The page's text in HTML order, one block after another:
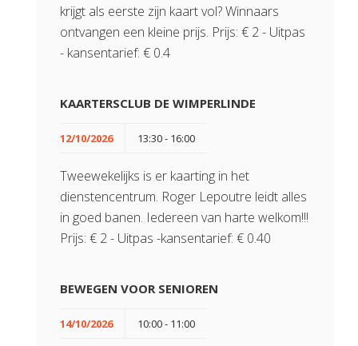
krijgt als eerste zijn kaart vol? Winnaars
ontvangen een kleine prijs. Prijs: € 2 - Uitpas
- kansentarief: € 0.4
KAARTERSCLUB DE WIMPERLINDE
12/10/2026 13:30 - 16:00
Tweewekelijks is er kaarting in het
dienstencentrum. Roger Lepoutre leidt alles
in goed banen. Iedereen van harte welkom!!!
Prijs: € 2 - Uitpas -kansentarief: € 0.40
BEWEGEN VOOR SENIOREN
14/10/2026 10:00 - 11:00